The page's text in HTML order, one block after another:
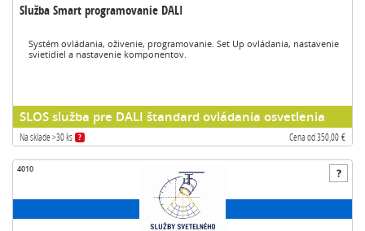
Služba Smart programovanie DALI
Systém ovládania, oživenie, programovanie. Set Up ovládania, nastavenie
svietidiel a nastavenie komponentov.
SLOS služba pre DALI štandard ovládania osvetlenia
Na sklade >30 ks ? Cena od 350,00 €
4010